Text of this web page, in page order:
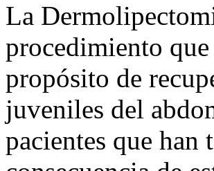
La
procedimiento
propósito de
juveniles del
pacientes que han